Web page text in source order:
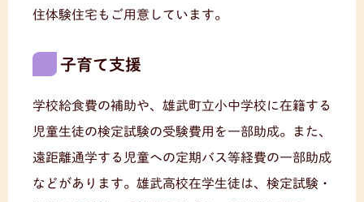
住体験住宅もご用意しています。
子育て支援
学校給食費の補助や、雄武町立小中学校に在籍する
児童生徒の検定試験の受験費用を一部助成。また、
遠距離通学する児童への定期バス等経費の一部助成
などがあります。雄武高校在学生徒は、検定試験・